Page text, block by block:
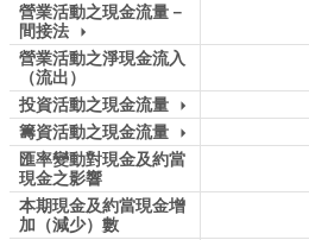
營業活動之現金流量－
間接法 arrow_drop_down
營業活動之淨現金流入
（流出）
投資活動之現金流量 arrow_drop_down
籌資活動之現金流量 arrow_drop_down
匯率變動對現金及約當
現金之影響
本期現金及約當現金增
加（減少）數